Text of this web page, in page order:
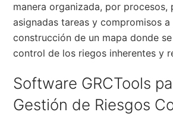
manera organizada, por procesos,
asignadas tareas y compromisos
construcción de un mapa donde
control de los riegos inherentes y
Software GRCTools
Gestión de Riesgos